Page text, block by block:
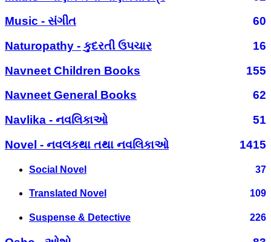
Music - સંગીત
60
Naturopathy - કુદરતી ઉપચાર
16
Navneet Children Books
155
Navneet General Books
62
Navlika - નવલિકાઓ
51
Novel - નવલકથા તથા નવલિકાઓ
1415
Social Novel 37
Translated Novel 109
Suspense & Detective 226